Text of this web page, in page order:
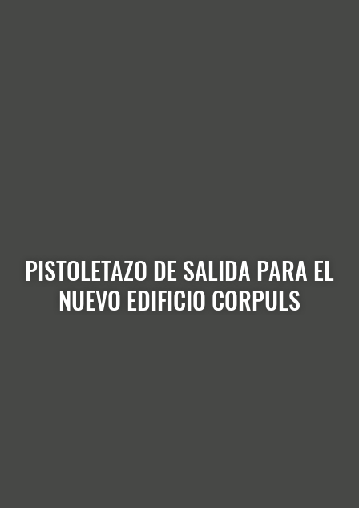
PISTOLETAZO DE SALIDA PARA EL
NUEVO EDIFICIO CORPULS